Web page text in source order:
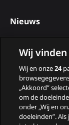
Nieuws
Deelnemers
Liefde 2026
Nieuwe tv
in augustus
Wie zijn de
Zomergasten?
Wij
Wij en onze24
„Akkoord”
om de
onder „Wij en
doeleinden”.